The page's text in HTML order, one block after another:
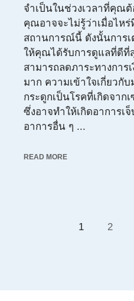
จำเป็นในช่วงเวลาที่คุณ
คุณอาจจะไม่รู้ว่าเมื่อไห
สถานการณ์นี้ ดังนั้นการ
ให้คุณได้รับการดูแลที่ดีที่
สามารถลดภาระทางการ
มาก ความเข้าใจเกี่ยวกับ
กระดูกเป็นโรคที่เกิดจาก
ซึ่งอาจทำให้เกิดอาการเ
อาการอื่น ๆ ...
READ MORE
1 2